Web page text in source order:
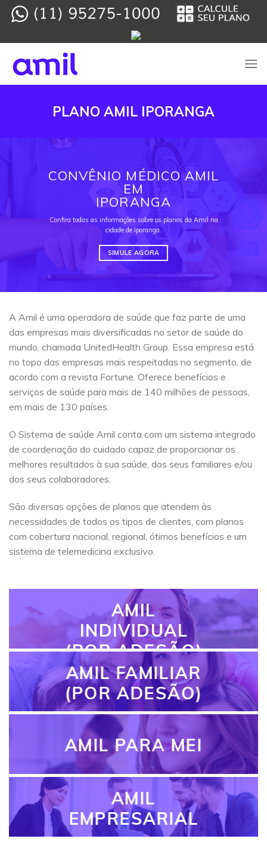
Skip
PLANO AMIL IPORANGA
CONVÊNIO MÉDICO AMIL
EM
IPORANGA
Confira todas as informações sobre os planos da Amil na
cidade de Iporanga.
SIMULE AGORA
A Amil é uma operadora de saúde que faz parte de uma
das empresas mais diversificadas no setor de saúde do
mundo, chamada UnitedHealth Group. Essa empresa está
no topo das empresas mais respeitadas no segmento, de
acordo com a revista Fortune. Oferece benefícios e
serviços de saúde para mais de 140 milhões de pessoas,
em mais de 130 países.
O Sistema de saúde Amil conta com um sistema integrado
de coordenação do cuidado capaz de proporcionar os
melhores resultados à sua saúde, dos seus familiares e/ou
dos seus colaboradores.
São diversas opções de planos que atendem às
necessidades de todos os tipos de clientes, com planos
com cobertura nacional, regional, ótimos benefícios e um
sistema de telemedicina exclusivo.
AMIL
INDIVIDUAL
(POR ADESÃO)
AMIL FAMILIAR
(POR ADESÃO)
AMIL PARA MEI
AMIL
EMPRESARIAL